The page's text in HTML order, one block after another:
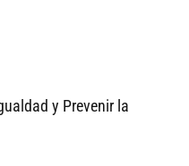
y Prevenir la